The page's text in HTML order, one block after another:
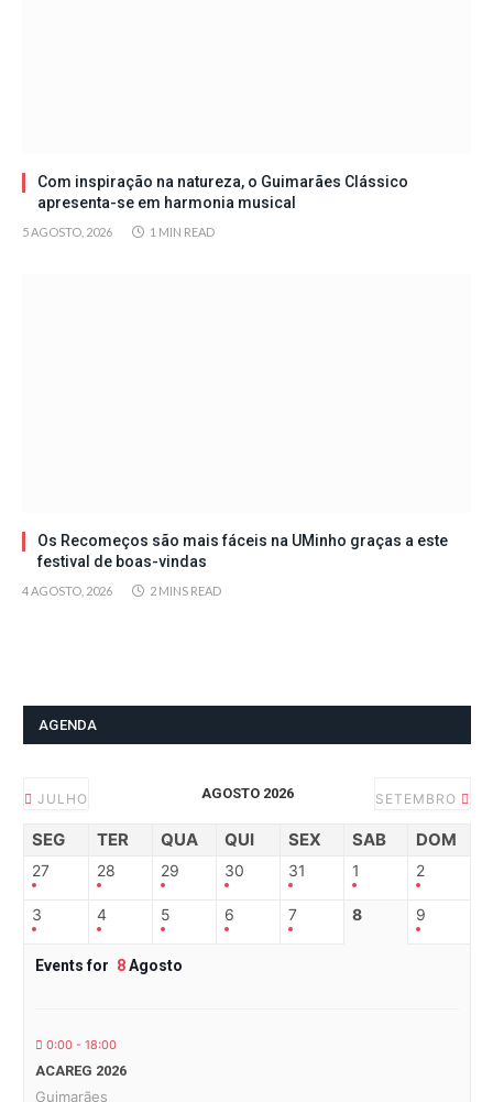
Com inspiração na natureza, o Guimarães Clássico
apresenta-se em harmonia musical
5 AGOSTO, 2026 1 MIN READ
Os Recomeços são mais fáceis na UMinho graças a este
festival de boas-vindas
4 AGOSTO, 2026 2 MINS READ
AGENDA
JULHO AGOSTO 2026 SETEMBRO
SEG TER QUA QUI SEX SAB DOM
27 28 29 30 31 1 2
3 4 5 6 7 8 9
Events for 8Agosto
0:00 - 18:00
ACAREG 2026
Guimarães